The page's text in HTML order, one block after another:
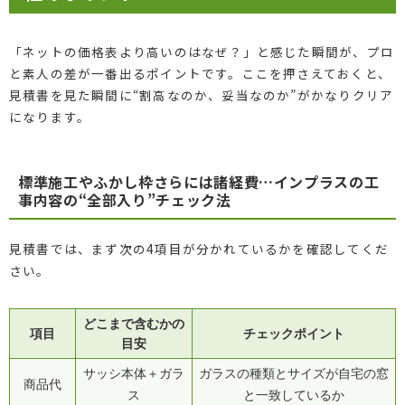
「ネットの価格表より高いのはなぜ？」と感じた瞬間が、プロ
と素人の差が一番出るポイントです。ここを押さえておくと、
見積書を見た瞬間に“割高なのか、妥当なのか”がかなりクリア
になります。
標準施工やふかし枠さらには諸経費…インプラスの工
事内容の“全部入り”チェック法
見積書では、まず次の4項目が分かれているかを確認してくだ
さい。
項目
どこまで含むかの
目安
チェックポイント
商品代
サッシ本体＋ガラ
ス
ガラスの種類とサイズが自宅の窓
と一致しているか